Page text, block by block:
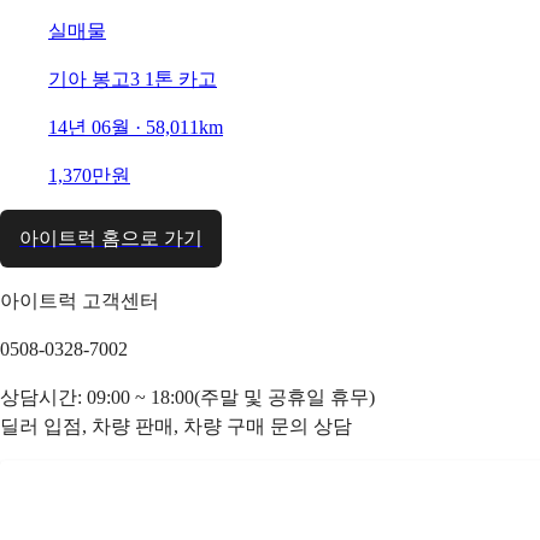
실매물
기아 봉고3 1톤 카고
14년 06월 · 58,011km
1,370만원
아이트럭 홈으로 가기
아이트럭 고객센터
0508-0328-7002
상담시간: 09:00 ~ 18:00(주말 및 공휴일 휴무)
딜러 입점, 차량 판매, 차량 구매 문의 상담